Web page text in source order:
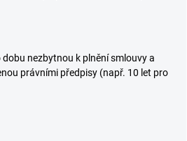
nezbytnou k plnění smlouvy a
právními předpisy (např. 10 let pro